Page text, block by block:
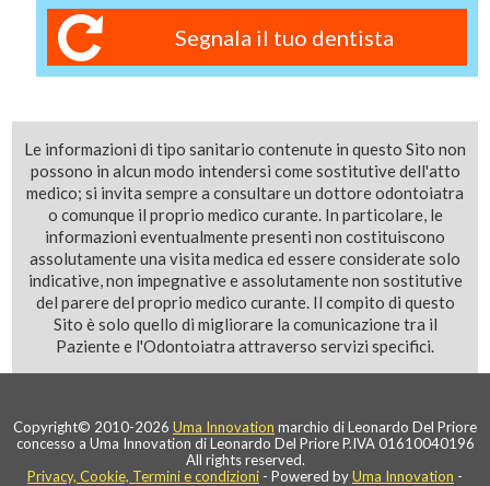
Segnala il tuo dentista
Le informazioni di tipo sanitario contenute in questo Sito non
possono in alcun modo intendersi come sostitutive dell'atto
medico; si invita sempre a consultare un dottore odontoiatra
o comunque il proprio medico curante. In particolare, le
informazioni eventualmente presenti non costituiscono
assolutamente una visita medica ed essere considerate solo
indicative, non impegnative e assolutamente non sostitutive
del parere del proprio medico curante. Il compito di questo
Sito è solo quello di migliorare la comunicazione tra il
Paziente e l'Odontoiatra attraverso servizi specifici.
Copyright© 2010-2026 Uma Innovation marchio di Leonardo Del Priore
concesso a Uma Innovation di Leonardo Del Priore P.IVA 01610040196
All rights reserved.
Privacy, Cookie, Termini e condizioni - Powered byUma Innovation -